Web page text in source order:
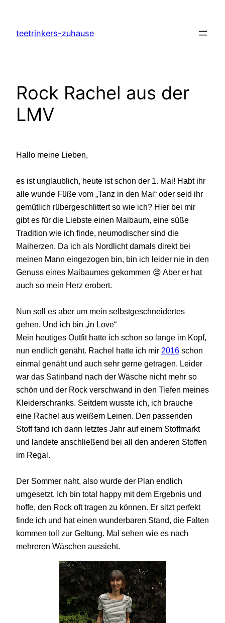
springen
teetrinkers-zuhause
Rock Rachel aus der
LMV
Hallo meine Lieben,
es ist unglaublich, heute ist schon der 1. Mai! Habt ihr
alle wunde Füße vom „Tanz in den Mai“ oder seid ihr
gemütlich rübergeschlittert so wie ich? Hier bei mir
gibt es für die Liebste einen Maibaum, eine süße
Tradition wie ich finde, neumodischer sind die
Maiherzen. Da ich als Nordlicht damals direkt bei
meinen Mann eingezogen bin, bin ich leider nie in den
Genuss eines Maibaumes gekommen 😔 Aber er hat
auch so mein Herz erobert.
Nun soll es aber um mein selbstgeschneidertes
gehen. Und ich bin „in Love“
Mein heutiges Outfit hatte ich schon so lange im Kopf,
nun endlich genäht. Rachel hatte ich mir 2016 schon
einmal genäht und auch sehr gerne getragen. Leider
war das Satinband nach der Wäsche nicht mehr so
schön und der Rock verschwand in den Tiefen meines
Kleiderschranks. Seitdem wusste ich, ich brauche
eine Rachel aus weißem Leinen. Den passenden
Stoff fand ich dann letztes Jahr auf einem Stoffmarkt
und landete anschließend bei all den anderen Stoffen
im Regal.
Der Sommer naht, also wurde der Plan endlich
umgesetzt. Ich bin total happy mit dem Ergebnis und
hoffe, den Rock oft tragen zu können. Er sitzt perfekt
finde ich und hat einen wunderbaren Stand, die Falten
kommen toll zur Geltung. Mal sehen wie es nach
mehreren Wäschen aussieht.